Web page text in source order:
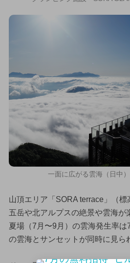
一面に広がる雲海（日中）
山頂エリア「SORA terrace」（
五岳や北アルプスの絶景や雲海が
夏場（7月〜9月）の雲海発生率
の雲海とサンセットが同時に見ら